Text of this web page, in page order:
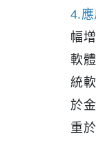
4.
幅
軟
統
於
重